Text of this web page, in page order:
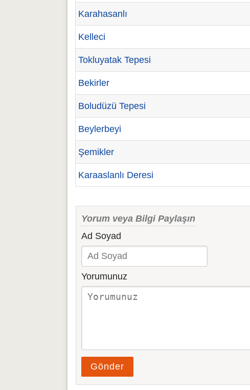
Karahasanlı
Kelleci
Tokluyatak Tepesi
Bekirler
Boludüzü Tepesi
Beylerbeyi
Şemikler
Karaaslanlı Deresi
Yorum veya Bilgi Paylaşın
Ad Soyad
Yorumunuz
Gönder